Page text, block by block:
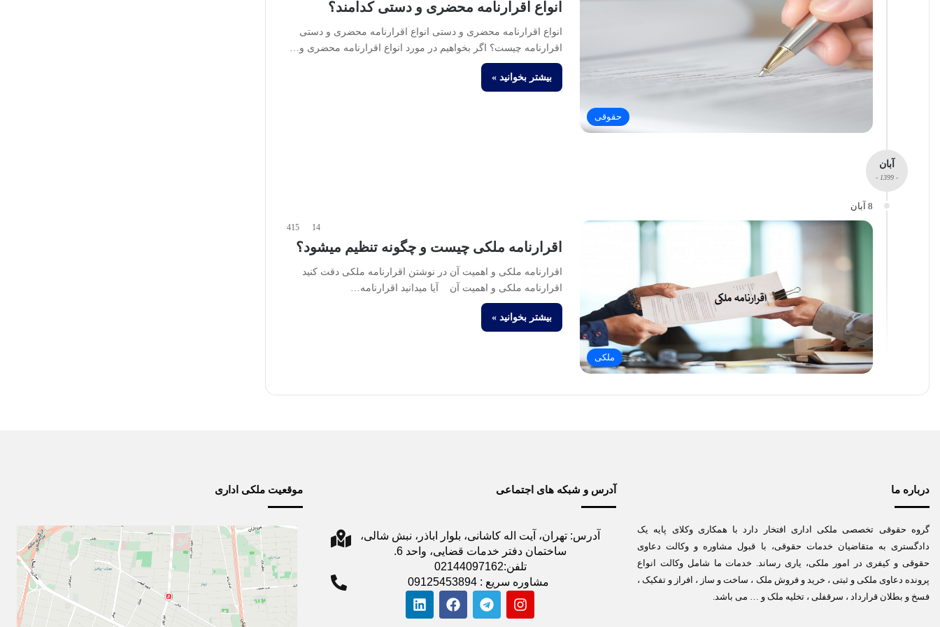
حقوقی
انواع اقرارنامه محضری و دستی کدامند؟
انواع اقرارنامه محضری و دستی انواع اقرارنامه محضری و دستی
اقرارنامه چیست؟ اگر بخواهیم در مورد انواع اقرارنامه محضری و…
بیشتر بخوانید »
آبان
- 1399 -
8 آبان
ملکی
14
415
اقرارنامه ملکی چیست و چگونه تنظیم میشود؟
اقرارنامه ملکی و اهمیت آن در نوشتن اقرارنامه ملکی دقت کنید
اقرارنامه ملکی و اهمیت آن آیا میدانید اقرارنامه…
بیشتر بخوانید »
درباره ما
گروه حقوقی تخصصی ملکی اداری افتخار دارد با همکاری وکلای پایه یک
دادگستری به متقاضیان خدمات حقوقی، با قبول مشاوره و وکالت دعاوی
حقوقی و کیفری در امور ملکی، یاری رساند. خدمات ما شامل وکالت انواع
پرونده دعاوی ملکی و ثبتی ، خرید و فروش ملک ، ساخت و ساز ، افراز و تفکیک ،
فسخ و بطلان قرارداد ، سرقفلی ، تخلیه ملک و … می باشد.
آدرس و شبکه های اجتماعی
آدرس: تهران، آیت اله کاشانی، بلوار اباذر، نبش شالی،
ساختمان دفتر خدمات قضایی، واحد 6.
تلفن:02144097162
مشاوره سریع : 09125453894
موقعیت ملکی اداری